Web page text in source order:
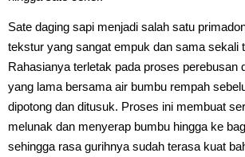
Sate daging sapi menjadi salah satu
tekstur yang sangat empuk dan sama sekali
Rahasianya terletak pada proses perebusan
yang lama bersama air bumbu rempah
dipotong dan ditusuk. Proses ini membuat
melunak dan menyerap bumbu hingga ke
sehingga rasa gurihnya sudah terasa kuat